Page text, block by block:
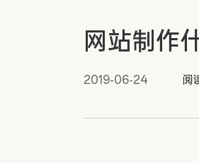
新能源案例
我们的业务
网站制作
2019-06-24 阅